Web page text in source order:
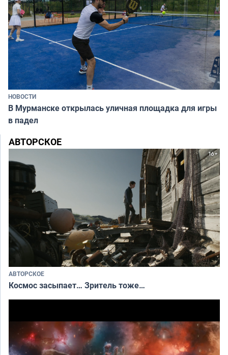
НОВОСТИ
В Мурманске открылась уличная площадка для игры
в падел
АВТОРСКОЕ
АВТОРСКОЕ
Космос засыпает… Зритель тоже…